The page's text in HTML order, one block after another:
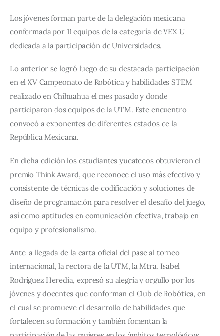
Los jóvenes forman parte de la delegación mexicana
conformada por 11 equipos de la categoría de VEX U
dedicada a la participación de Universidades.
Lo anterior se logró luego de su destacada participación
en el XV Campeonato de Robótica y habilidades STEM,
realizado en Chihuahua el mes pasado y donde
participaron dos equipos de la UTM. Este encuentro
convocó a exponentes de diferentes estados de la
República Mexicana.
En dicha edición los estudiantes yucatecos obtuvieron el
premio Think Award, que reconoce el uso más efectivo y
consistente de técnicas de codificación y soluciones de
diseño de programación para resolver el desafío del juego,
así como aptitudes en comunicación efectiva, trabajo en
equipo y profesionalismo.
Ante la llegada de la carta oficial del pase al torneo
internacional, la rectora de la UTM, la Mtra. Isabel
Rodríguez Heredia, expresó su alegría y orgullo por los
jóvenes y docentes que conforman el Club de Robótica, en
el cual se promueve el desarrollo de habilidades que
fortalecen su formación y también fomentan la